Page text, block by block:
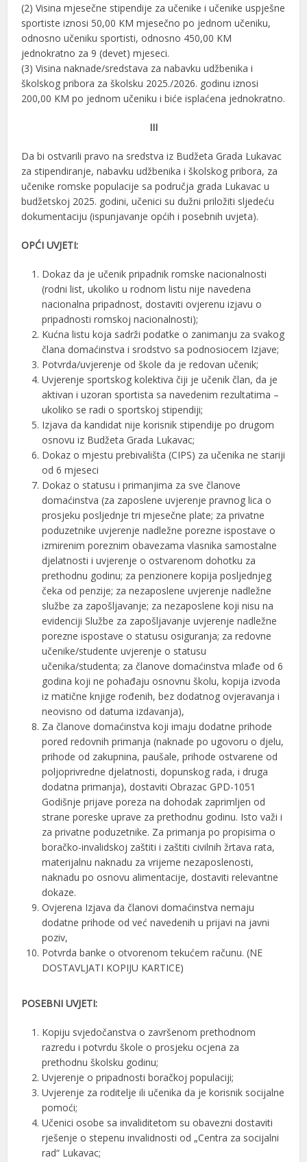
(2) Visina mjesečne stipendije za učenike i učenike uspješne
sportiste iznosi 50,00 KM mjesečno po jednom učeniku,
odnosno učeniku sportisti, odnosno 450,00 KM
jednokratno za 9 (devet) mjeseci.
(3) Visina naknade/sredstava za nabavku udžbenika i
školskog pribora za školsku 2025./2026. godinu iznosi
200,00 KM po jednom učeniku i biće isplaćena jednokratno.
III
Da bi ostvarili pravo na sredstva iz Budžeta Grada Lukavac
za stipendiranje, nabavku udžbenika i školskog pribora, za
učenike romske populacije sa područja grada Lukavac u
budžetskoj 2025. godini, učenici su dužni priložiti sljedeću
dokumentaciju (ispunjavanje općih i posebnih uvjeta).
OPĆI UVJETI:
Dokaz da je učenik pripadnik romske nacionalnosti
(rodni list, ukoliko u rodnom listu nije navedena
nacionalna pripadnost, dostaviti ovjerenu izjavu o
pripadnosti romskoj nacionalnosti);
Kućna listu koja sadrži podatke o zanimanju za svakog
člana domaćinstva i srodstvo sa podnosiocem Izjave;
Potvrda/uvjerenje od škole da je redovan učenik;
Uvjerenje sportskog kolektiva čiji je učenik član, da je
aktivan i uzoran sportista sa navedenim rezultatima –
ukoliko se radi o sportskoj stipendiji;
Izjava da kandidat nije korisnik stipendije po drugom
osnovu iz Budžeta Grada Lukavac;
Dokaz o mjestu prebivališta (CIPS) za učenika ne stariji
od 6 mjeseci
Dokaz o statusu i primanjima za sve članove
domaćinstva (za zaposlene uvjerenje pravnog lica o
prosjeku posljednje tri mjesečne plate; za privatne
poduzetnike uvjerenje nadležne porezne ispostave o
izmirenim poreznim obavezama vlasnika samostalne
djelatnosti i uvjerenje o ostvarenom dohotku za
prethodnu godinu; za penzionere kopija posljednjeg
čeka od penzije; za nezaposlene uvjerenje nadležne
službe za zapošljavanje; za nezaposlene koji nisu na
evidenciji Službe za zapošljavanje uvjerenje nadležne
porezne ispostave o statusu osiguranja; za redovne
učenike/studente uvjerenje o statusu
učenika/studenta; za članove domaćinstva mlađe od 6
godina koji ne pohađaju osnovnu školu, kopija izvoda
iz matične knjige rođenih, bez dodatnog ovjeravanja i
neovisno od datuma izdavanja),
Za članove domaćinstva koji imaju dodatne prihode
pored redovnih primanja (naknade po ugovoru o djelu,
prihode od zakupnina, paušale, prihode ostvarene od
poljoprivredne djelatnosti, dopunskog rada, i druga
dodatna primanja), dostaviti Obrazac GPD-1051
Godišnje prijave poreza na dohodak zaprimljen od
strane poreske uprave za prethodnu godinu. Isto važi i
za privatne poduzetnike. Za primanja po propisima o
boračko-invalidskoj zaštiti i zaštiti civilnih žrtava rata,
materijalnu naknadu za vrijeme nezaposlenosti,
naknadu po osnovu alimentacije, dostaviti relevantne
dokaze.
Ovjerena Izjava da članovi domaćinstva nemaju
dodatne prihode od već navedenih u prijavi na javni
poziv,
Potvrda banke o otvorenom tekućem računu. (NE
DOSTAVLJATI KOPIJU KARTICE)
POSEBNI UVJETI:
Kopiju svjedočanstva o završenom prethodnom
razredu i potvrdu škole o prosjeku ocjena za
prethodnu školsku godinu;
Uvjerenje o pripadnosti boračkoj populaciji;
Uvjerenje za roditelje ili učenika da je korisnik socijalne
pomoći;
Učenici osobe sa invaliditetom su obavezni dostaviti
rješenje o stepenu invalidnosti od „Centra za socijalni
rad“ Lukavac;